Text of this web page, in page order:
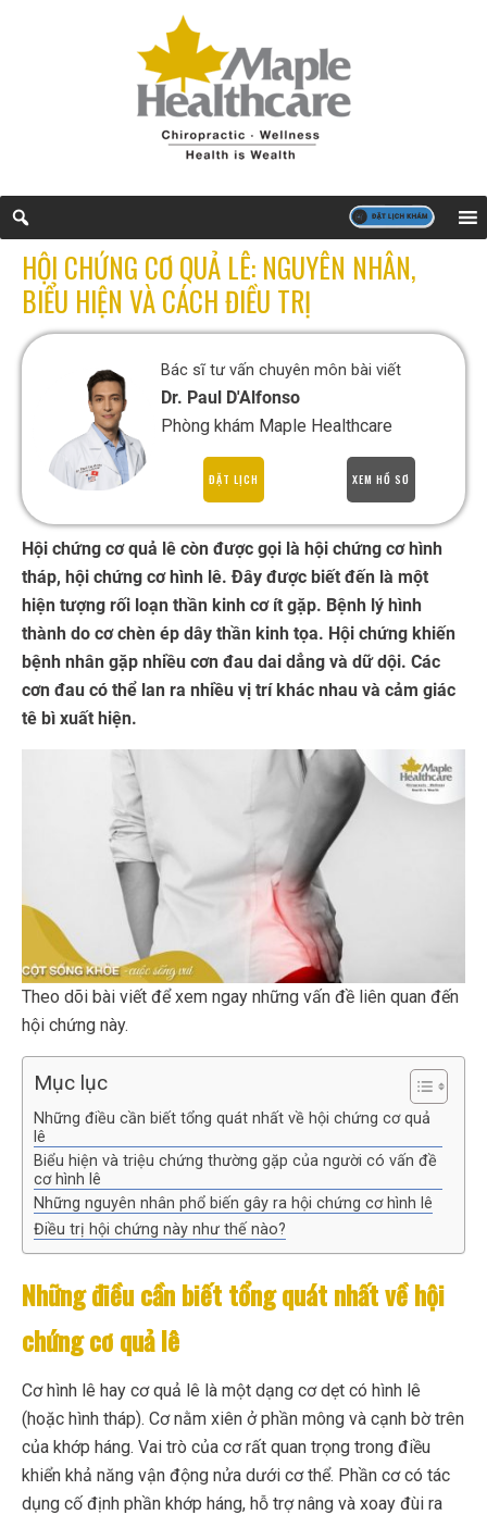
HỘI CHỨNG CƠ QUẢ LÊ: NGUYÊN NHÂN,
BIỂU HIỆN VÀ CÁCH ĐIỀU TRỊ
Bác sĩ tư vấn chuyên môn bài viết
Dr. Paul D'Alfonso
Phòng khám Maple Healthcare
ĐẶT LỊCH XEM HỒ SƠ
Hội chứng cơ quả lê còn được gọi là hội chứng cơ hình
tháp, hội chứng cơ hình lê. Đây được biết đến là một
hiện tượng rối loạn thần kinh cơ ít gặp. Bệnh lý hình
thành do cơ chèn ép dây thần kinh tọa. Hội chứng khiến
bệnh nhân gặp nhiều cơn đau dai dẳng và dữ dội. Các
cơn đau có thể lan ra nhiều vị trí khác nhau và cảm giác
tê bì xuất hiện.
Theo dõi bài viết để xem ngay những vấn đề liên quan đến
hội chứng này.
Mục lục
Những điều cần biết tổng quát nhất về hội chứng cơ quả
lê
Biểu hiện và triệu chứng thường gặp của người có vấn đề
cơ hình lê
Những nguyên nhân phổ biến gây ra hội chứng cơ hình lê
Điều trị hội chứng này như thế nào?
Những điều cần biết tổng quát nhất về hội
chứng cơ quả lê
Cơ hình lê hay cơ quả lê là một dạng cơ dẹt có hình lê
(hoặc hình tháp). Cơ nằm xiên ở phần mông và cạnh bờ trên
của khớp háng. Vai trò của cơ rất quan trọng trong điều
khiển khả năng vận động nửa dưới cơ thể. Phần cơ có tác
dụng cố định phần khớp háng, hỗ trợ nâng và xoay đùi ra